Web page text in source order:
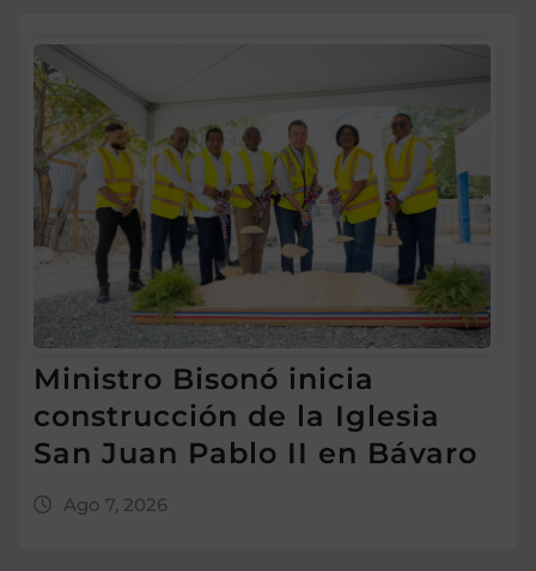
Ministro Bisonó inicia
construcción de la Iglesia
San Juan Pablo II en Bávaro
Ago 7, 2026